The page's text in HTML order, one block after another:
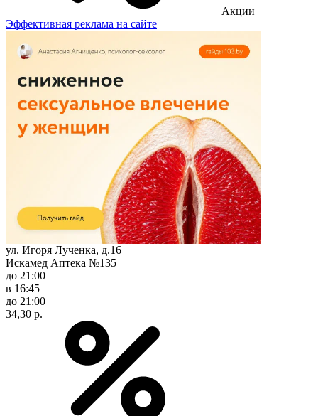
Акции
Эффективная реклама на сайте
ул. Игоря Лученка, д.16
Искамед Аптека №135
до 21:00
в 16:45
до 21:00
34,30 р.